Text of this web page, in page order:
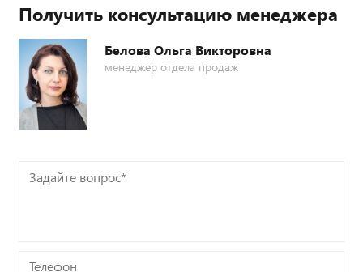
Получить консультацию менеджера
Белова Ольга Викторовна
менеджер отдела продаж
Задайте
вопрос*
Телефон